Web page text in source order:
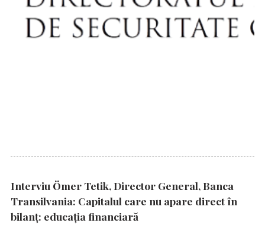
Interviu Ömer Tetik, Director General, Banca
Transilvania: Capitalul care nu apare direct în
bilanț: educația financiară